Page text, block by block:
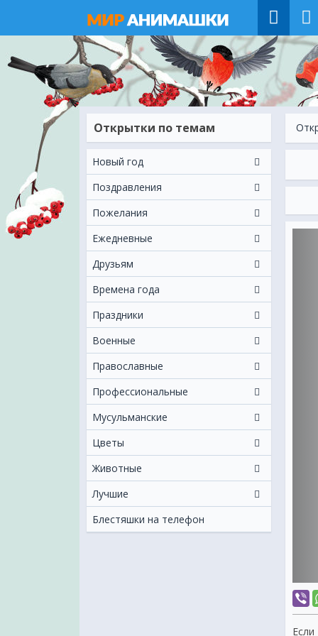
Открытки по темам
Новый год
Поздравления
Пожелания
Ежeдневные
Друзьям
Времена года
Праздники
Военные
Православные
Профессиональные
Мусульманские
Цветы
Животные
Лучшие
Блестяшки на телефон